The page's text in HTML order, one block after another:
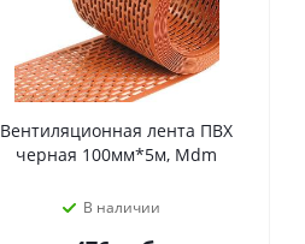
Вентиляционная лента ПВХ
черная 100мм*5м, Mdm
В наличии